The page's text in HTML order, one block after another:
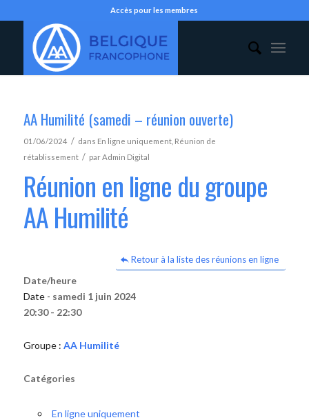
Accès pour les membres
AA Humilité (samedi – réunion ouverte)
01/06/2024 / dans En ligne uniquement, Réunion de
rétablissement / parAdmin Digital
Réunion en ligne du groupe
AA Humilité
Retour à la liste des réunions en ligne
Date/heure
Date - samedi 1 juin 2024
20:30 - 22:30
Groupe : AA Humilité
Catégories
En ligne uniquement